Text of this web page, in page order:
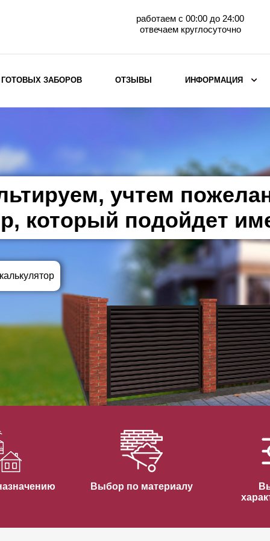
работаем с 00:00 до 24:00
отвечаем круглосуточно
горизонтального
Металлические заборы для дачи
Забор жалюзи с кирпичными столбами
Металлические заборы
Металлические ограждения
ВЫБОР ПО ХАРАКТЕРИСТИКАМ
Горизонтальные заборы
Высокие заборы
Красивые, дизайнерские заборы
ВЫБОР ПО СПОСОБУ МОНТАЖА
Заборы под ключ
Готовые заборы
Быстровозводимые заборы
ЗАБОРОВ ОТЗЫВЫ ИНФОРМАЦИЯ
учтем
который подойдет
Выбор по материалу